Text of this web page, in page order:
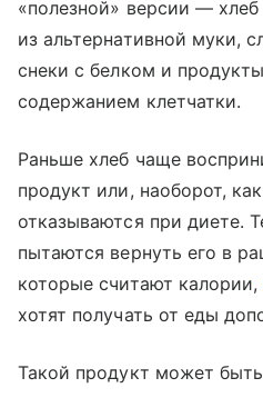
«полезной» версии —
из альтернативной муки,
снеки с белком и
содержанием клетчатки.
Раньше хлеб чаще
продукт или, наоборот,
отказываются при диете.
пытаются вернуть его в
которые считают калории,
хотят получать от еды
Такой продукт может